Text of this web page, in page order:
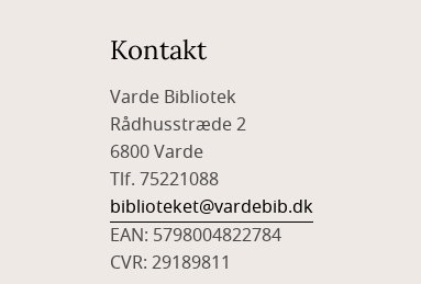
Kontakt
Varde Bibliotek
Rådhusstræde 2
6800 Varde
Tlf. 75221088
biblioteket@vardebib.dk
EAN: 5798004822784
CVR: 29189811